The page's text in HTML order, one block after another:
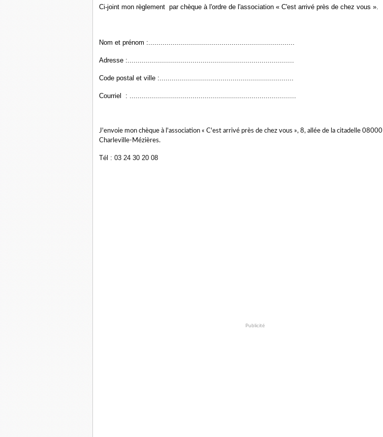
Ci-joint mon règlement par chèque à l'ordre de l'association « C'est arrivé près de chez vous ».
Nom et prénom :........................................................................
Adresse :..................................................................................
Code postal et ville :..................................................................
Courriel : ..................................................................................
J'envoie mon chèque à l'association « C'est arrivé près de chez vous », 8, allée de la citadelle 08000
Charleville-Mézières.
Tél : 03 24 30 20 08
Publicité